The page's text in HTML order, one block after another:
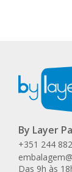
By Layer
+351 244
Das 9h às